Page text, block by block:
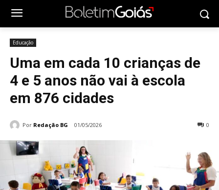
Educação
Uma em cada 10 crianças de
4 e 5 anos não vai à escola
em 876 cidades
Por Redação BG 01/05/2026 0